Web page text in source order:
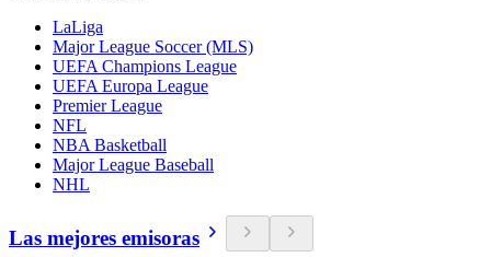
LaLiga
Major League Soccer (MLS)
UEFA Champions League
UEFA Europa League
Premier League
NFL
NBA Basketball
Major League Baseball
NHL
Las mejores emisoras